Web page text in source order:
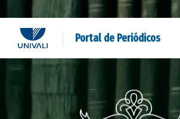
Portal de Periódicos